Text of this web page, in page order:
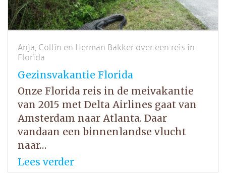
Anja, Collin en Herman Bakker over een reis in
Florida
Gezinsvakantie Florida
Onze Florida reis in de meivakantie
van 2015 met Delta Airlines gaat van
Amsterdam naar Atlanta. Daar
vandaan een binnenlandse vlucht
naar…
Lees verder